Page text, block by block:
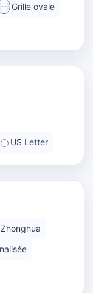
Grille ovale
US Letter